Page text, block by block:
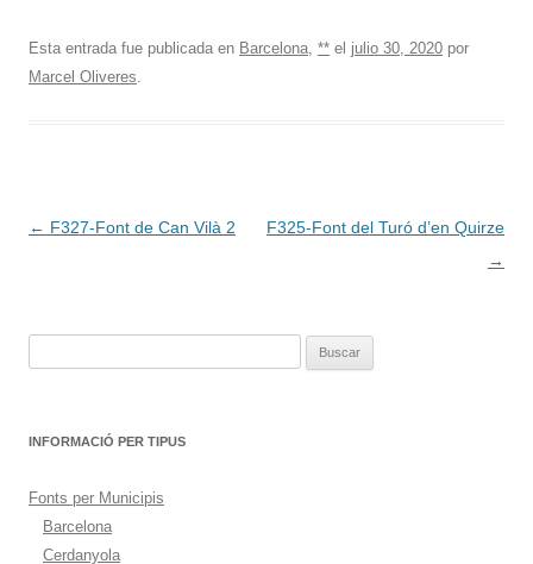
Esta entrada fue publicada en Barcelona, ** el julio 30, 2020 por
Marcel Oliveres.
Navegación
← F327-Font de Can Vilà 2
F325-Font del Turó d’en Quirze
→
INFORMACIÓ PER TIPUS
Fonts per Municipis
Barcelona
Cerdanyola